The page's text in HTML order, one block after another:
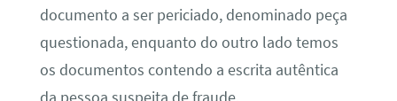
documento a ser periciado, denominado peça
questionada, enquanto do outro lado temos
os documentos contendo a escrita autêntica